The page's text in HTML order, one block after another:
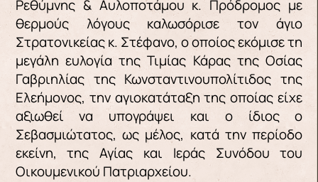
Ρεθύμνης & Αυλοποτάμου κ. Πρόδρομος με
θερμούς λόγους καλωσόρισε τον άγιο
Στρατονικείας κ. Στέφανο, ο οποίος εκόμισε τη
μεγάλη ευλογία της Τιμίας Κάρας της Οσίας
Γαβριηλίας της Κωνσταντινουπολίτιδος της
Ελεήμονος, την αγιοκατάταξη της οποίας είχε
αξιωθεί να υπογράψει και ο ίδιος ο
Σεβασμιώτατος, ως μέλος, κατά την περίοδο
εκείνη, της Αγίας και Ιεράς Συνόδου του
Οικουμενικού Πατριαρχείου.